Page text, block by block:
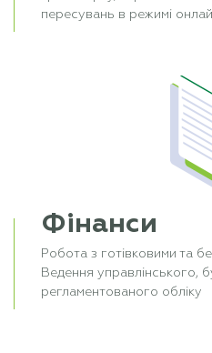
пересувань в режимі
Фінанси
Робота з готівковими та
Ведення управлінського,
регламентованого обліку